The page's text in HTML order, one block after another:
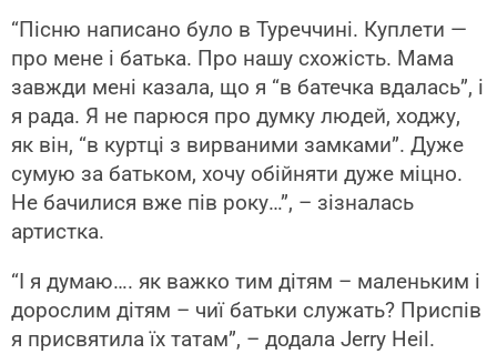
“Пісню написано було в Туреччині. Куплети —
про мене і батька. Про нашу схожість. Мама
завжди мені казала, що я “в батечка вдалась”, і
я рада. Я не парюся про думку людей, ходжу,
як він, “в куртці з вирваними замками”. Дуже
сумую за батьком, хочу обійняти дуже міцно.
Не бачилися вже пів року…”, – зізналась
артистка.
“І я думаю…. як важко тим дітям – маленьким і
дорослим дітям – чиї батьки служать? Приспів
я присвятила їх татам”, – додала Jerry Heil.